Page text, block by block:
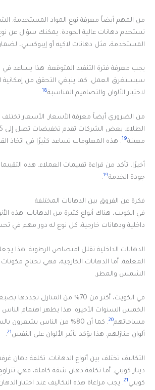
من المهم أيضاً معرفة نوع المواد المستخدمة.
تستخدم دهانات عالية الجودة. يمكنك سؤال عن
المستخدمة، مثل دهانات لاكيه أو إيبوكسي،
يجب معرفة فترة التنفيذ المتوقعة. هذا يساعد
سيستغرق العمل. كما ينبغي التحقق من إمكانية
لاختيار الألوان والتصاميم المناسبة18
.
من الضروري أيضاً معرفة الأسعار. الأسعار
معينة19. هذه المعلومات تساعد كثيرًا في اتخاذ
أخيرًا، تأكد من قراءة تقييمات العملاء. هذه
جودة الخدمة19
.
فكرة عن الفروق بين الدهانات المختلفة
في الكويت، هناك أنواع كثيرة من الدهانات. هذه
داخلية ودهانات خارجية. كل نوع له دور مهم في
الدهانات الداخلية تقلل امتصاص الرطوبة. هذا
المغلقة. أما الدهانات الخارجية، فهي تحتاج
الشمس والمطر.
في الكويت، أكثر من 70% من المنازل
الخمس السنوات الأخيرة. هذا يظهر اهتمام
مساحاتهم20
. كما أن 80% من الناس يشعرون
ألوان منازلهم. هذا يؤكد تأثير الألوان على النفس21
.
كويتي21. يجب مراعاة هذه التكاليف عند اختيار